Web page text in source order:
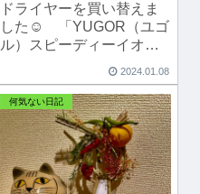
ドライヤーを買い替えま
した☺️ 「YUGOR（ユゴ
ル）スピーディーイオン
2024.01.08
何気ない日記